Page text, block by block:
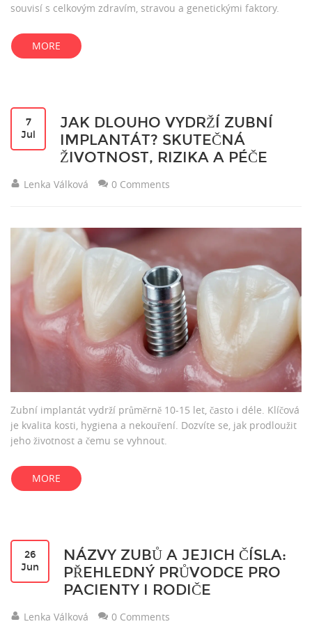
souvisí s celkovým zdravím, stravou a genetickými faktory.
MORE
7
Jul
JAK DLOUHO VYDRŽÍ ZUBNÍ
IMPLANTÁT? SKUTEČNÁ
ŽIVOTNOST, RIZIKA A PÉČE
Lenka Válková 0 Comments
Zubní implantát vydrží průměrně 10-15 let, často i déle. Klíčová
je kvalita kosti, hygiena a nekouření. Dozvíte se, jak prodloužit
jeho životnost a čemu se vyhnout.
MORE
26
Jun
NÁZVY ZUBŮ A JEJICH ČÍSLA:
PŘEHLEDNÝ PRŮVODCE PRO
PACIENTY I RODIČE
Lenka Válková 0 Comments